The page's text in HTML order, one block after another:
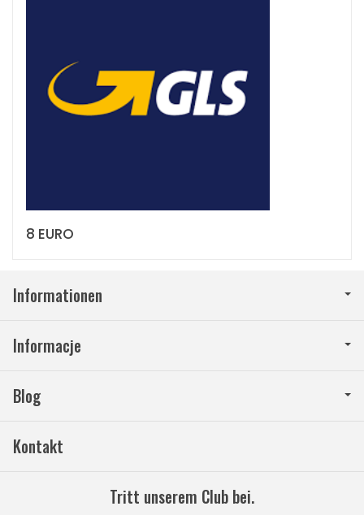
8 EURO
Informationen
Informacje
Blog
Kontakt
Tritt unserem Club bei.